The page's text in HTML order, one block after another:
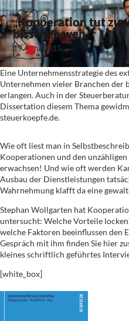
„Kooperation tut
bisschen weh.“
19. Juni 2015
Eine Unternehmensstrategie des
Unternehmen vieler Branchen der
erlangen. Auch in der
Dissertation diesem Thema
steuerkoepfe.de.
Wie oft liest man in
Kooperationen und den
erwachsen! Und wie oft werden
Ausbau der Dienstleistungen
Wahrnehmung klafft da eine
Stephan Wollgarten hat
untersucht: Welche Vorteile
welche Faktoren beeinflussen den
Gespräch mit ihm finden Sie hier
kleines schriftlich geführtes
[white_box]